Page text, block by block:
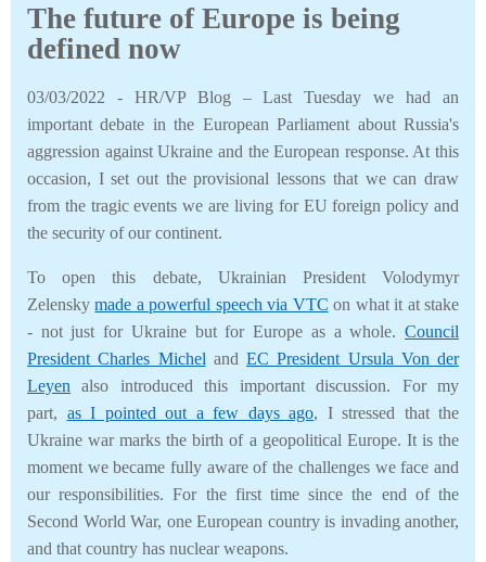
The future of Europe is being
defined now
03/03/2022 - HR/VP Blog – Last Tuesday we had an
important debate in the European Parliament about Russia's
aggression against Ukraine and the European response. At this
occasion, I set out the provisional lessons that we can draw
from the tragic events we are living for EU foreign policy and
the security of our continent.
To open this debate, Ukrainian President Volodymyr
Zelenskymade a powerful speech via VTC on what it at stake
- not just for Ukraine but for Europe as a whole. Council
President Charles Michel and EC President Ursula Von der
Leyen also introduced this important discussion. For my
part, as I pointed out a few days ago, I stressed that the
Ukraine war marks the birth of a geopolitical Europe. It is the
moment we became fully aware of the challenges we face and
our responsibilities. For the first time since the end of the
Second World War, one European country is invading another,
and that country has nuclear weapons.